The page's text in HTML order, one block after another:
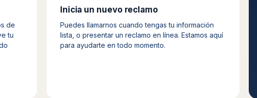
de
tu
Inicia un nuevo reclamo
Puedes llamarnos cuando tengas tu información
lista, o presentar un reclamo en línea. Estamos aquí
para ayudarte en todo momento.